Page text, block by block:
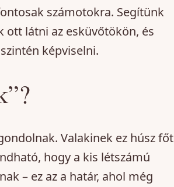
számotokra. Segítünk
ott látni az esküvőtökön, és
képviselni.
Valakinek ez húsz főt
hogy a kis létszámú
– ez az a határ, ahol még